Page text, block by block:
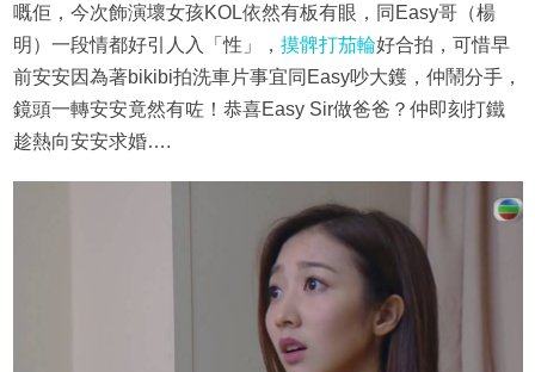
嘅佢，今次飾演壞女孩KOL依然有板有眼，同Easy哥（楊
明）一段情都好引人入「性」， 摸髀打茄輪好合拍，可惜早
前安安因為著bikibi拍洗車片事宜同Easy吵大鑊，仲鬧分手，
鏡頭一轉安安竟然有咗！恭喜Easy Sir做爸爸？仲即刻打鐵
趁熱向安安求婚….